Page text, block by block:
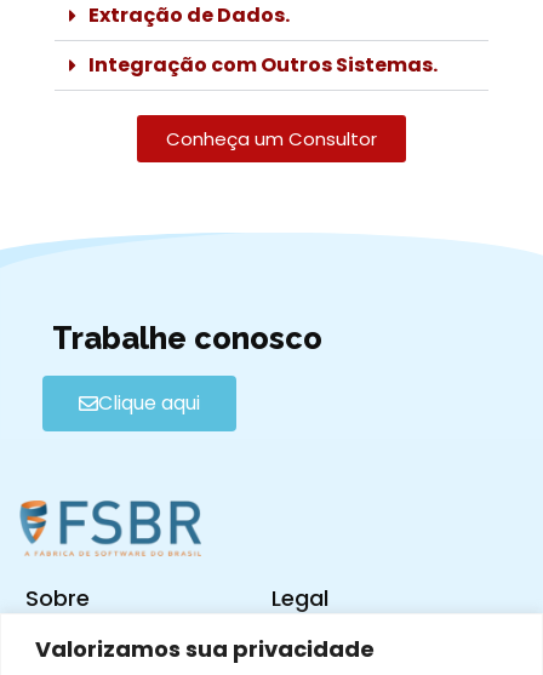
Valorizamos sua privacidade
Extração de Dados.
Integração com Outros Sistemas.
Conheça um Consultor
Trabalhe conosco
Clique aqui
Sobre
Nossa História
Legal
Termos e Condições